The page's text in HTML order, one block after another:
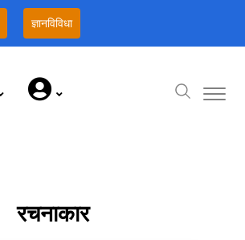
ज्ञानविविधा
रचनाकार